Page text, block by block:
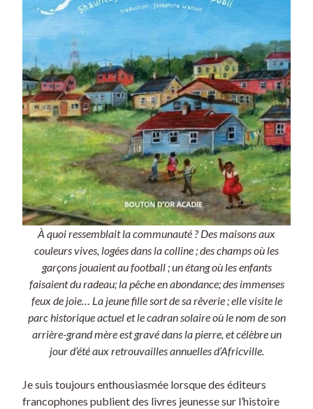
À quoi ressemblait la communauté ? Des maisons aux
couleurs vives, logées dans la colline ; des champs où les
garçons jouaient au football ; un étang où les enfants
faisaient du radeau; la pêche en abondance; des immenses
feux de joie… La jeune fille sort de sa rêverie ; elle visite le
parc historique actuel et le cadran solaire où le nom de son
arrière-grand mère est gravé dans la pierre, et célèbre un
jour d’été aux retrouvailles annuelles d’Africville.
Je suis toujours enthousiasmée lorsque des éditeurs
francophones publient des livres jeunesse sur l’histoire